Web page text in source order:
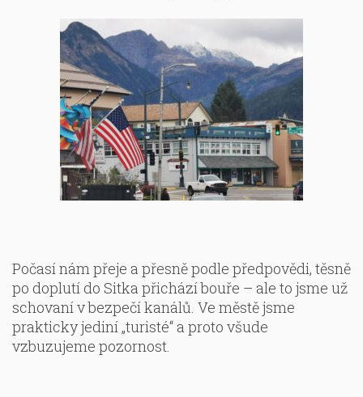
Počasí nám přeje a přesně podle předpovědi, těsně
po doplutí do Sitka přichází bouře – ale to jsme už
schovaní v bezpečí kanálů. Ve městě jsme
prakticky jediní „turisté“ a proto všude
vzbuzujeme pozornost.